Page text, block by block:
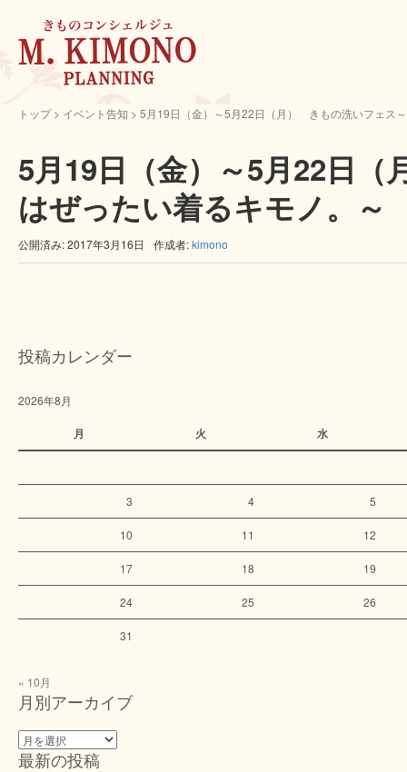
トップ> イベント告知 > 5月19日（金）～5月22日（月） きもの洗いフェス
5月19日（金）～5月22日
はぜったい着るキモノ。～
公開済み: 2017年3月16日 作成者:kimono
投稿カレンダー
2026年8月
月 火 水
3 4 5
10 11 12
17 18 19
24 25 26
31
« 10月
月別アーカイブ
月
別
最新の投稿